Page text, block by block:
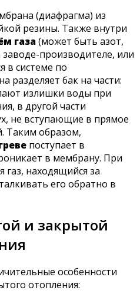
(диафрагма) из
резины. Также внутри
газа(может быть азот,
производителе, или
в системе по
разделяет бак на части:
излишки воды при
в другой части
не вступающие в прямое
Таким образом,
поступает в
в мембрану. При
газ, находящийся за
его обратно в
и закрытой
особенности
отопления: